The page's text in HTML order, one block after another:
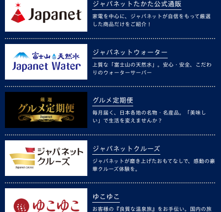
ジャパネットたかた公式通販
家電を中心に、ジャパネットが自信をもって厳選
した商品だけをご紹介！
ジャパネットウォーター
上質な「富士山の天然水」。安心・安全、こだわ
りのウォーターサーバー
グルメ定期便
毎月届く、日本各地の名物・名産品。「美味し
い」で生活を変えませんか？
ジャパネットクルーズ
ジャパネットが磨き上げたおもてなしで、感動の豪
華クルーズ体験を。
ゆこゆこ
お客様の『良質な温泉旅』をお手伝い。国内の旅